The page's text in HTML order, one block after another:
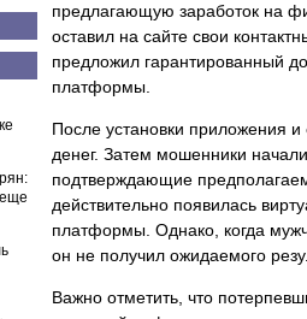
предлагающую заработок на
оставил на сайте свои
предложил гарантированный
платформы.
После установки приложения
денег. Затем мошенники
подтверждающие
действительно появилась
платформы. Однако, когда
он не получил ожидаемого
Важно отметить, что